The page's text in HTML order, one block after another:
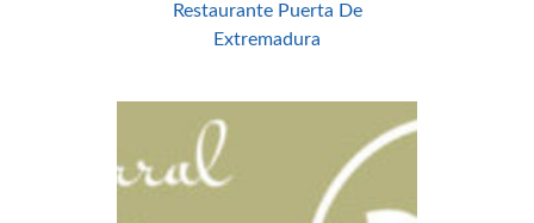
Restaurante Puerta De
Extremadura